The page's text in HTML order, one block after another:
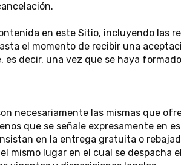
en este Sitio, incluyendo las
el momento de recibir una
decir, una vez que se haya
necesariamente las mismas que
que se señale expresamente en
en la entrega gratuita o
mismo lugar en el cual se despacha